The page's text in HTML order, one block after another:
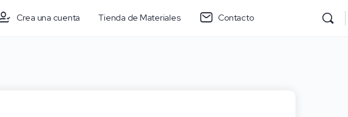
Crea una cuenta Tienda de Materiales Contacto